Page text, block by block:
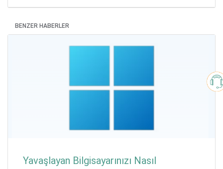
BENZER HABERLER
Yavaşlayan Bilgisayarınızı Nasıl